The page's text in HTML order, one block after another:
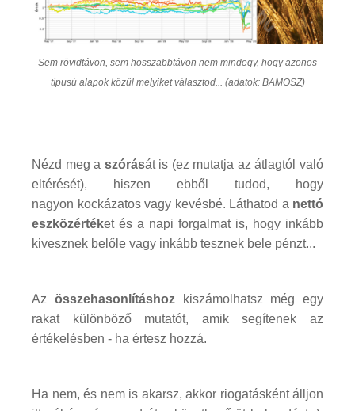
Sem rövidtávon, sem hosszabbtávon nem mindegy, hogy azonos
típusú alapok közül melyiket választod... (adatok: BAMOSZ)
Nézd meg a szórását is (ez mutatja az átlagtól való
eltérését), hiszen ebből tudod, hogy
nagyon kockázatos vagy kevésbé. Láthatod a nettó
eszközértéket és a napi forgalmat is, hogy inkább
kivesznek belőle vagy inkább tesznek bele pénzt...
Az összehasonlításhozkiszámolhatsz még egy
rakat különböző mutatót, amik segítenek az
értékelésben - ha értesz hozzá.
Ha nem, és nem is akarsz, akkor riogatásként álljon